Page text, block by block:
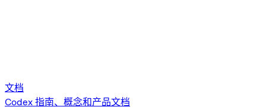
文档
Codex 指南、概念和产品文档